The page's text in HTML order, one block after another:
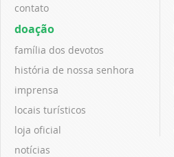
contato
doação
família dos devotos
história de nossa senhora
imprensa
locais turísticos
loja oficial
notícias